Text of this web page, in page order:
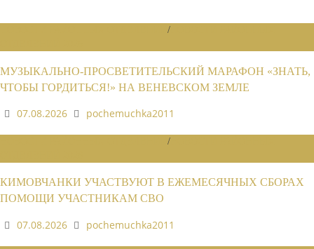
/
МУЗЫКАЛЬНО-ПРОСВЕТИТЕЛЬСКИЙ МАРАФОН «ЗНАТЬ,
ЧТОБЫ ГОРДИТЬСЯ!» НА ВЕНЕВСКОМ ЗЕМЛЕ
07.08.2026
pochemuchka2011
/
КИМОВЧАНКИ УЧАСТВУЮТ В ЕЖЕМЕСЯЧНЫХ СБОРАХ
ПОМОЩИ УЧАСТНИКАМ СВО
07.08.2026
pochemuchka2011